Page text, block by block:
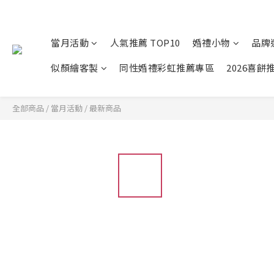
當月活動 人氣推薦 TOP10 婚禮小物
品牌
似顏繪客製
同性婚禮彩虹推薦專區 2026喜餅
全部商品 / 當月活動 /最新商品